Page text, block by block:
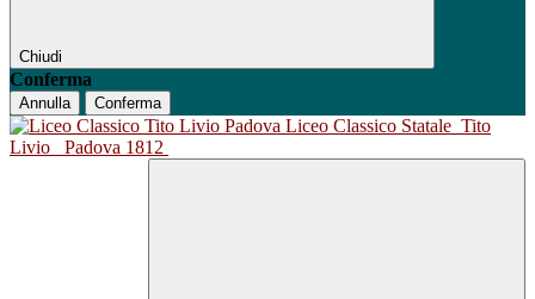
Chiudi
Conferma
Annulla Conferma
Liceo Classico Statale Tito
Livio
Padova 1812